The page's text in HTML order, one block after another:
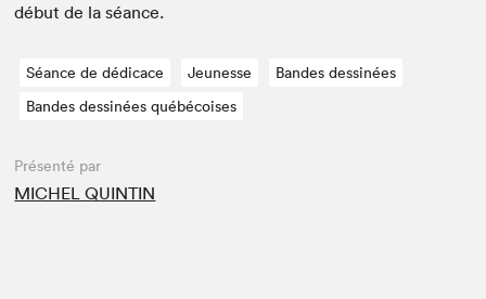
début de la séance.
Séance de dédicace Jeunesse
Bandes dessinées
Bandes dessinées québécoises
Présenté par
MICHEL QUINTIN